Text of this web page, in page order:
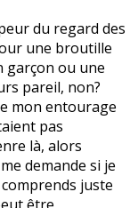
du regard des
une broutille
garçon ou une
pareil, non?
mon entourage
pas
là, alors
demande si je
juste